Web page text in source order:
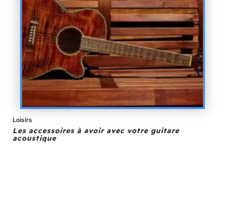
Loisirs
Les accessoires à avoir avec votre guitare
acoustique